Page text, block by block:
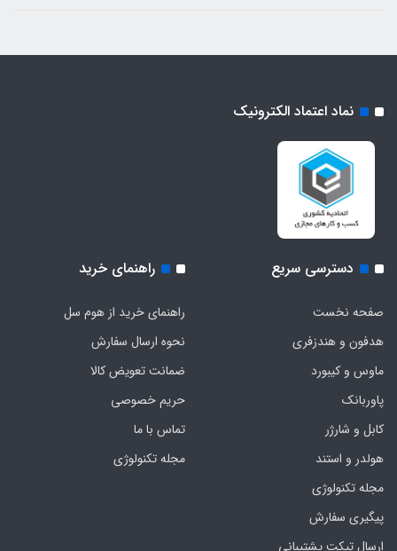
نماد اعتماد الکترونیک
دسترسی سریع
صفحه نخست
هدفون‌ و‌ هندزفری
ماوس و کیبورد
پاوربانک
کابل و شارژر
هولدر و استند
مجله تکنولوژی
پیگیری سفارش
ارسال تیکت پشتیبانی
راهنمای خرید
راهنمای خرید از هوم سل
نحوه ارسال سفارش
ضمانت تعویض کالا
حریم خصوصی
تماس با ما
مجله تکنولوژی